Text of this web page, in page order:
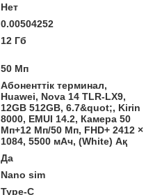
Нет
0.00504252
12 Гб
50 Мп
Абоненттік терминал,
Huawei, Nova 14 TLR-LX9,
12GB 512GB, 6.7&quot;, Kirin
8000, EMUI 14.2, Камера 50
Мп+12 Мп/50 Мп, FHD+ 2412 ×
1084, 5500 мАч, (White) Ақ
Да
Nano sim
Type-C